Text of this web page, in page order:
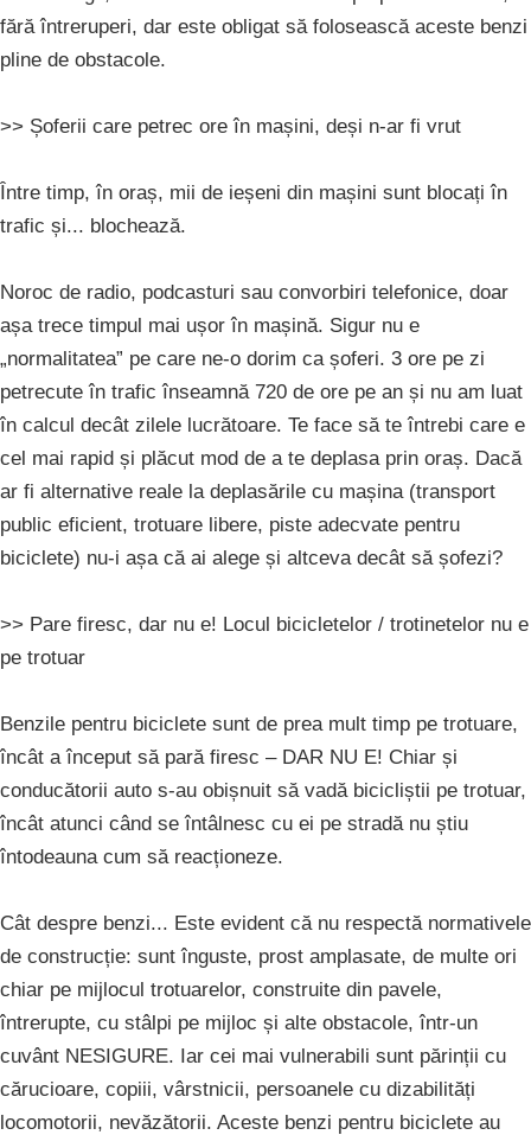
fără întreruperi, dar este obligat să folosească aceste benzi
pline de obstacole.
>> Șoferii care petrec ore în mașini, deși n-ar fi vrut
Între timp, în oraș, mii de ieșeni din mașini sunt blocați în
trafic și... blochează.
Noroc de radio, podcasturi sau convorbiri telefonice, doar
așa trece timpul mai ușor în mașină. Sigur nu e
„normalitatea” pe care ne-o dorim ca șoferi. 3 ore pe zi
petrecute în trafic înseamnă 720 de ore pe an și nu am luat
în calcul decât zilele lucrătoare. Te face să te întrebi care e
cel mai rapid și plăcut mod de a te deplasa prin oraș. Dacă
ar fi alternative reale la deplasările cu mașina (transport
public eficient, trotuare libere, piste adecvate pentru
biciclete) nu-i așa că ai alege și altceva decât să șofezi?
>> Pare firesc, dar nu e! Locul bicicletelor / trotinetelor nu e
pe trotuar
Benzile pentru biciclete sunt de prea mult timp pe trotuare,
încât a început să pară firesc – DAR NU E! Chiar și
conducătorii auto s-au obișnuit să vadă bicicliștii pe trotuar,
încât atunci când se întâlnesc cu ei pe stradă nu știu
întodeauna cum să reacționeze.
Cât despre benzi... Este evident că nu respectă normativele
de construcție: sunt înguste, prost amplasate, de multe ori
chiar pe mijlocul trotuarelor, construite din pavele,
întrerupte, cu stâlpi pe mijloc și alte obstacole, într-un
cuvânt NESIGURE. Iar cei mai vulnerabili sunt părinții cu
cărucioare, copiii, vârstnicii, persoanele cu dizabilități
locomotorii, nevăzătorii. Aceste benzi pentru biciclete au